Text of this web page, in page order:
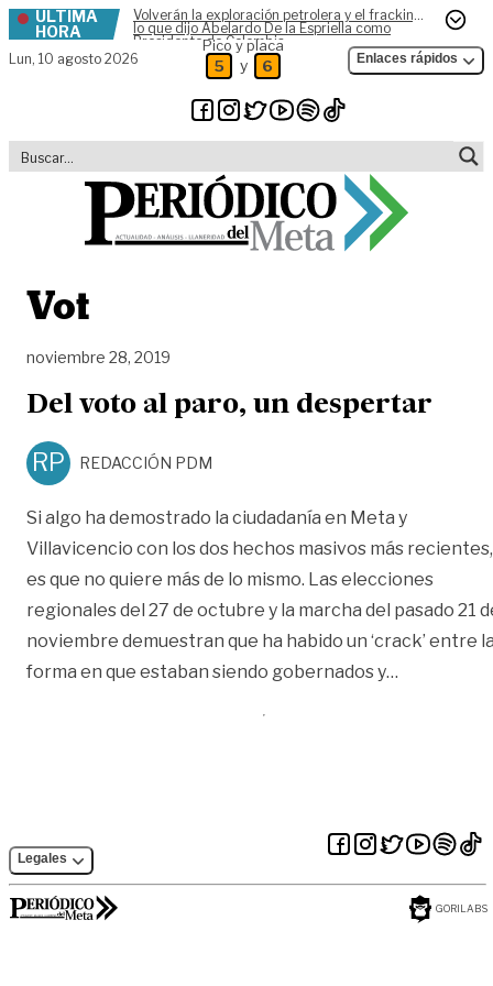
Skip to content
ÚLTIMA
HORA
Volverán la exploración petrolera y el fracking,
lo que dijo Abelardo De la Espriella como
Presidente de Colombia
Lun, 10 agosto 2026
Pico y placa
5 y 6 Enlaces rápidos
Vot
noviembre 28, 2019
Del voto al paro, un despertar
RP REDACCIÓN PDM
Si algo ha demostrado la ciudadanía en Meta y
Villavicencio con los dos hechos masivos más recientes,
es que no quiere más de lo mismo. Las elecciones
regionales del 27 de octubre y la marcha del pasado 21
noviembre demuestran que ha habido un ‘crack’ entre
forma en que estaban siendo gobernados y…
Legales
GORILABS